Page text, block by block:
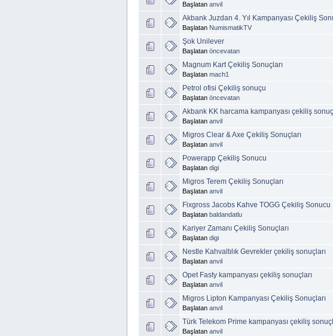
Başlatan anvil
Akbank Juzdan 4. Yıl Kampanyası Çekiliş
Başlatan NumismatikTV
Şok Unilever
Başlatan öncevatan
Magnum Kart Çekiliş Sonuçları
Başlatan mach1
Petrol ofisi Çekiliş sonuçu
Başlatan öncevatan
Akbank KK harcama kampanyası çekiliş
Başlatan anvil
Migros Clear & Axe Çekiliş Sonuçları
Başlatan anvil
Powerapp Çekiliş Sonucu
Başlatan digi
Migros Terem Çekiliş Sonuçları
Başlatan anvil
Fixgross Jacobs Kahve TOGG Çekiliş Sonucu
Başlatan baldandatlu
Kariyer Zamanı Çekiliş Sonuçları
Başlatan digi
Nestle Kahvaltılık Gevrekler çekiliş sonuçları
Başlatan anvil
Opet Fasty kampanyası çekiliş sonuçları
Başlatan anvil
Migros Lipton Kampanyası Çekiliş Sonuçları
Başlatan anvil
Türk Telekom Prime kampanyası çekiliş
Başlatan anvil